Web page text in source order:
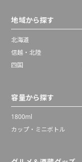
地域から探す
北海道
信越・北陸
四国
容量から探す
1800ml
カップ・ミニボトル